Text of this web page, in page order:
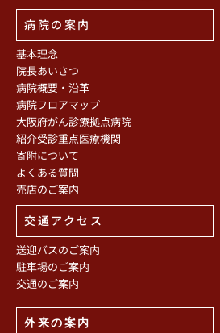
病院の案内
基本理念
院長あいさつ
病院概要・沿革
病院フロアマップ
大阪府がん診療拠点病院
紹介受診重点医療機関
寄附について
よくある質問
売店のご案内
交通アクセス
送迎バスのご案内
駐車場のご案内
交通のご案内
外来の案内